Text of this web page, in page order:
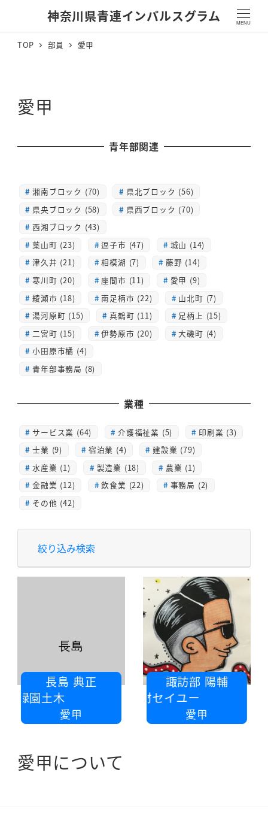
神奈川県青連インパルスグラム MENU
TOP 部員 愛甲
愛甲
青年部関連
湘南ブロック (70)
県北ブロック (56)
県央ブロック (58)
県西ブロック (70)
西湘ブロック (43)
葉山町 (23)
逗子市 (47)
城山 (14)
津久井 (21)
相模湖 (7)
藤野 (14)
寒川町 (20)
座間市 (11)
愛甲 (9)
綾瀬市 (18)
南足柄市 (22)
山北町 (7)
湯河原町 (15)
真鶴町 (11)
足柄上 (15)
二宮町 (15)
伊勢原市 (20)
大磯町 (4)
小田原市橘 (4)
青年部事務局 (8)
業種
サービス業 (64) 介護福祉業 (5)
印刷業 (3)
士業 (9)
宿泊業 (4)
建設業 (79)
水産業 (1)
製造業 (18)
農業 (1)
金融業 (12)
飲食業 (22)
事務局 (2)
その他 (42)
絞り込み検索
長島 典正
緑園土木
愛甲
長島
諏訪部 陽輔
アルミ建材セイユー
愛甲
愛甲について